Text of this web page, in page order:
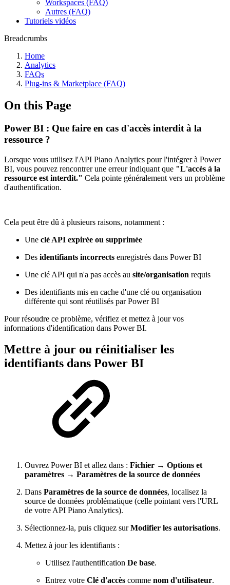
Workspaces (FAQ)
Autres (FAQ)
Tutoriels vidéos
Breadcrumbs
Home
Analytics
FAQs
Plug-ins & Marketplace (FAQ)
On this Page
Power BI : Que faire en cas d'accès interdit à la
ressource ?
Lorsque vous utilisez l'API Piano Analytics pour l'intégrer à Power
BI, vous pouvez rencontrer une erreur indiquant que "L'accès à la
ressource est interdit." Cela pointe généralement vers un problème
d'authentification.
Cela peut être dû à plusieurs raisons, notamment :
Une clé API expirée ou supprimée
Des identifiants incorrects enregistrés dans Power BI
Une clé API qui n'a pas accès au site/organisation requis
Des identifiants mis en cache d'une clé ou organisation
différente qui sont réutilisés par Power BI
Pour résoudre ce problème, vérifiez et mettez à jour vos
informations d'identification dans Power BI.
Mettre à jour ou réinitialiser les
identifiants dans Power BI
Ouvrez Power BI et allez dans : Fichier → Options et
paramètres → Paramètres de la source de données
Dans Paramètres de la source de données, localisez la
source de données problématique (celle pointant vers l'URL
de votre API Piano Analytics).
Sélectionnez-la, puis cliquez surModifier les autorisations.
Mettez à jour les identifiants :
Utilisez l'authentification De base.
Entrez votre Clé d'accès comme nom d'utilisateur.